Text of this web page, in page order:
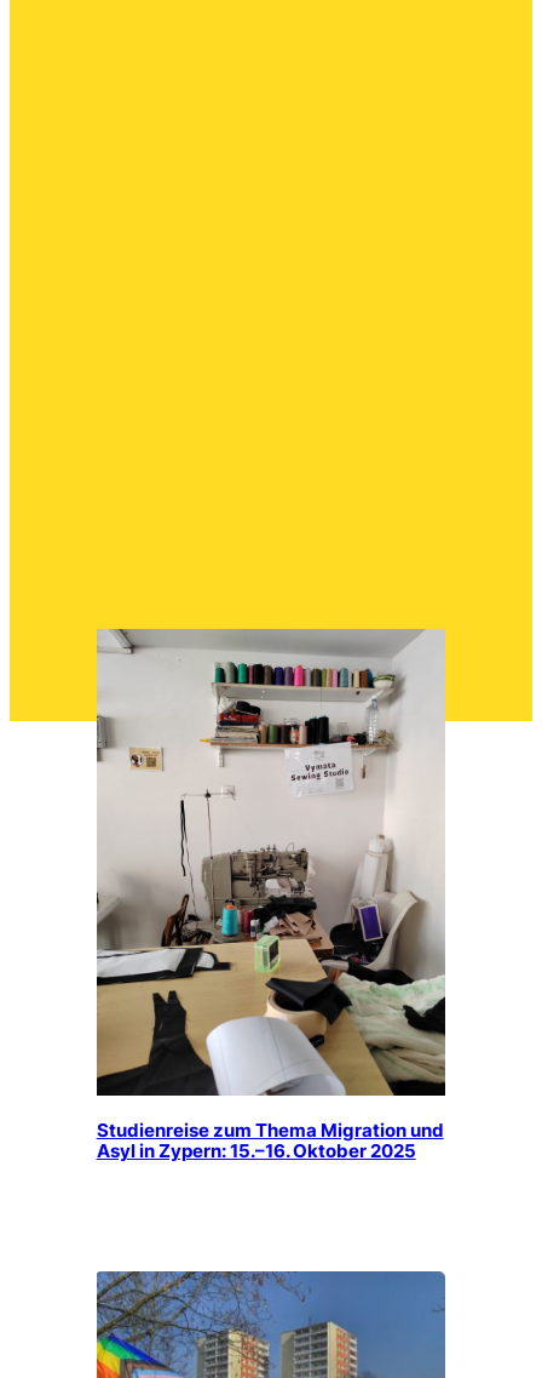
Studienreise zum Thema Migration und
Asyl in Zypern: 15.–16. Oktober 2025